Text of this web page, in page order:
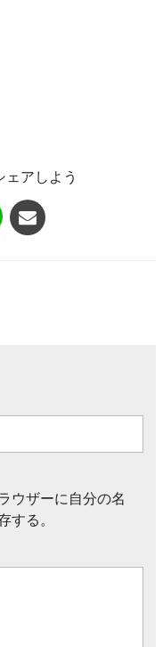
ェアしよう
ウザーに自分の名
する。